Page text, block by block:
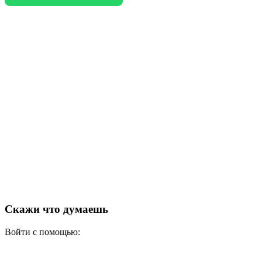
Скажи что думаешь
Войти с помощью: